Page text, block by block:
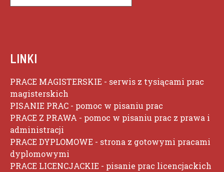
LINKI
PRACE MAGISTERSKIE - serwis z tysiącami prac
magisterskich
PISANIE PRAC - pomoc w pisaniu prac
PRACE Z PRAWA - pomoc w pisaniu prac z prawa i
administracji
PRACE DYPLOMOWE - strona z gotowymi pracami
dyplomowymi
PRACE LICENCJACKIE - pisanie prac licencjackich